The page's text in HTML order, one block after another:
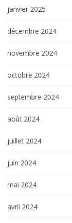
janvier 2025
décembre 2024
novembre 2024
octobre 2024
septembre 2024
août 2024
juillet 2024
juin 2024
mai 2024
avril 2024